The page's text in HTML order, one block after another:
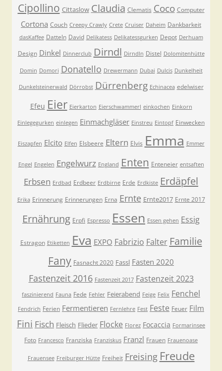
Cipollino Cittaslow Claudia Clematis Coco Computer
Cortona Couch Creepy Crawly Crete Cruiser Daheim Dankbarkeit
dasKaffee Datteln David Delikatess Delikatessgurken Depot Derhuam
Design Dinkel Dinnerclub Dirndl Dirndln Distel Dolomitenhütte
Domin Domori Donatello Drewermann Dubai Dulcis Dunkelheit
Dunkelsteinerwald Dörrobst Dürrenberg Echinacea edelwiser
Efeu Eier Eierkarton Eierschwammerl einkochen Einkorn
Einlegegurken einlegen Einmachgläser Einstreu Eintopf Einwecken
Eiszapfen Elcito Elfen Elsbeere Eltern Elvis Emma Emmer
Engel Engelen Engelwurz England Enten Enteneier entsaften
Erbsen Erdbad Erdbeer Erdbirne Erde Erdkiste Erdäpfel
Erika Erinnerung Erinnerungen Erna Ernte Ernte2017 Ernte 2017
Ernährung Erpfi Espresso Essen Essen gehen Essig
Estragon Etiketten Eva EXPO Fabrizio Falter Familie
Fany Fasnacht 2020 Fassl Fasten 2020
Fastenzeit 2016 Fastenzeit 2017 Fastenzeit 2023
faszinierend Fauna Fede Fehler Feierabend Feige Felix Fenchel
Fendrich Ferien Fermentieren Fernlehre Fest Feste Feuer Film
Fini Fisch Fleisch Flieder Flocke Florez Focaccia Formarinsee
Foto Francesco Franziska Franziskus Franzl Frauen Frauenoase
Frauensee Freiburger Hütte Freiheit Freising Freude